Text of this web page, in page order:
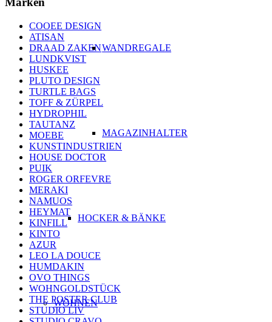
WANDREGALE
MAGAZINHALTER
HOCKER & BÄNKE
WOHNEN
COOEE DESIGN
ATISAN
DRAAD ZAKEN
LUNDKVIST
HUSKEE
PLUTO DESIGN
TURTLE BAGS
TOFF & ZÜRPEL
HYDROPHIL
TAUTANZ
MOEBE
KUNSTINDUSTRIEN
HOUSE DOCTOR
PUIK
ROGER ORFEVRE
MERAKI
NAMUOS
HEYMAT
KINFILL
KINTO
AZUR
LEO LA DOUCE
HUMDAKIN
OVO THINGS
WOHNGOLDSTÜCK
THE POSTER CLUB
STUDIO LIV